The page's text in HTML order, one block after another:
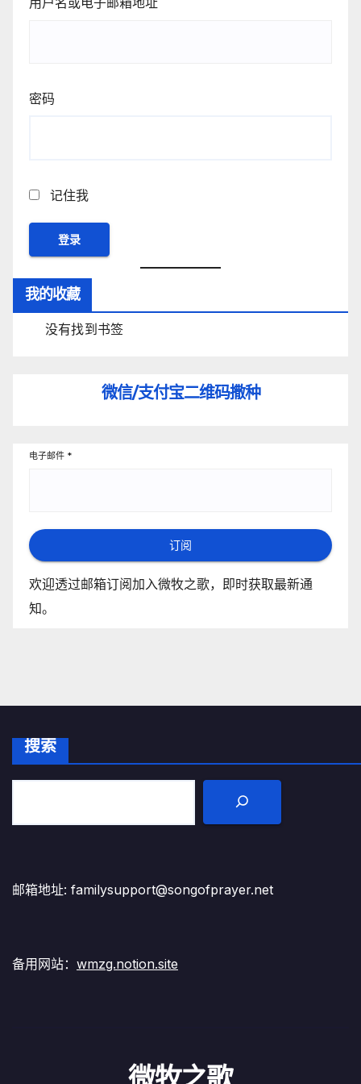
密码
记住我
我的收藏
没有找到书签
微信/支付宝二维码撒种
电子邮件 *
订阅
欢迎透过邮箱订阅加入微牧之歌，即时获取最新通
知。
搜索
邮箱地址: familysupport@songofprayer.net
备用网站： wmzg.notion.site